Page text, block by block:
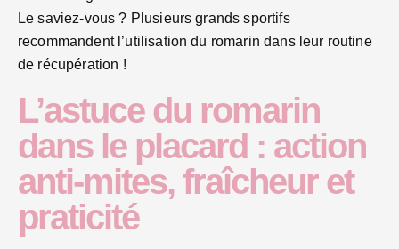
Le saviez-vous ? Plusieurs grands sportifs
recommandent l’utilisation du romarin dans leur routine
de récupération !
L’astuce du romarin
dans le placard : action
anti-mites, fraîcheur et
praticité